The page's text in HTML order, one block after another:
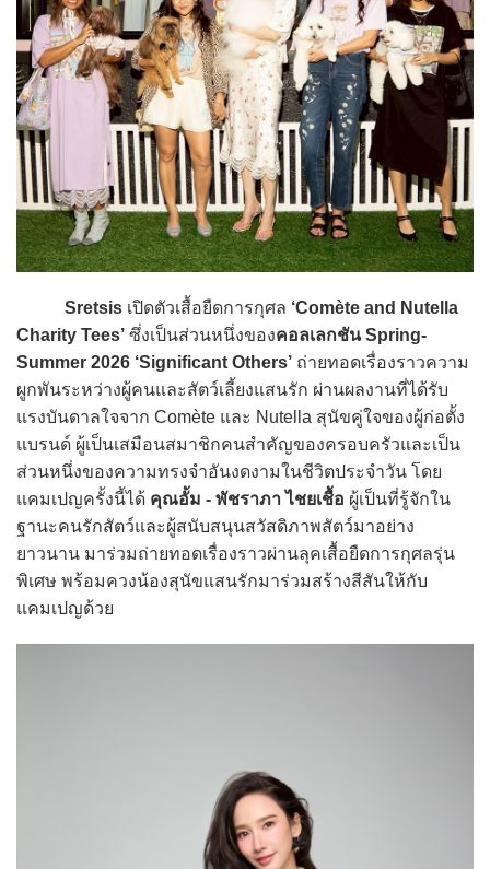
Sretsis เปิดตัวเสื้อยืดการกุศล ‘Comète and Nutella
Charity Tees’ ซึ่งเป็นส่วนหนึ่งของคอลเลกชัน Spring-
Summer 2026 ‘Significant Others’ ถ่ายทอดเรื่องราวความ
ผูกพันระหว่างผู้คนและสัตว์เลี้ยงแสนรัก ผ่านผลงานที่ได้รับ
แรงบันดาลใจจาก Comète และ Nutella สุนัขคู่ใจของผู้ก่อตั้ง
แบรนด์ ผู้เป็นเสมือนสมาชิกคนสำคัญของครอบครัวและเป็น
ส่วนหนึ่งของความทรงจำอันงดงามในชีวิตประจำวัน โดย
แคมเปญครั้งนี้ได้ คุณอั้ม - พัชราภา ไชยเชื้อ ผู้เป็นที่รู้จักใน
ฐานะคนรักสัตว์และผู้สนับสนุนสวัสดิภาพสัตว์มาอย่าง
ยาวนาน มาร่วมถ่ายทอดเรื่องราวผ่านลุคเสื้อยืดการกุศลรุ่น
พิเศษ พร้อมควงน้องสุนัขแสนรักมาร่วมสร้างสีสันให้กับ
แคมเปญด้วย